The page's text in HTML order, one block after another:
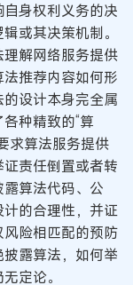
身权利义务的决
或其决策机制。
解网络服务提供
推荐内容如何形
设计本身完全属
种精致的“算
求算法服务提供
责任倒置或者转
算法代码、公
的合理性，并证
险相匹配的预防
露算法，如何举
定论。